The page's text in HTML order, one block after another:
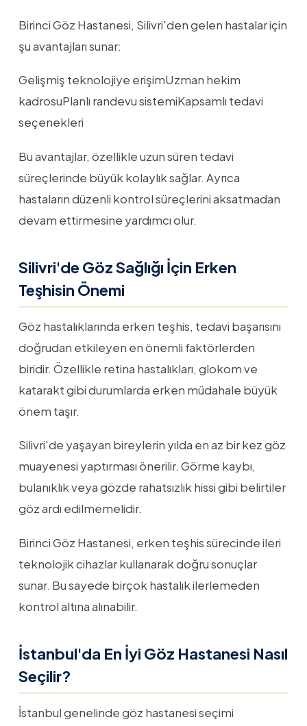
Birinci Göz Hastanesi, Silivri'den gelen hastalar için
şu avantajları sunar:
Gelişmiş teknolojiye erişimUzman hekim
kadrosuPlanlı randevu sistemiKapsamlı tedavi
seçenekleri
Bu avantajlar, özellikle uzun süren tedavi
süreçlerinde büyük kolaylık sağlar. Ayrıca
hastaların düzenli kontrol süreçlerini aksatmadan
devam ettirmesine yardımcı olur.
Silivri'de Göz Sağlığı İçin Erken
Teşhisin Önemi
Göz hastalıklarında erken teşhis, tedavi başarısını
doğrudan etkileyen en önemli faktörlerden
biridir. Özellikle retina hastalıkları, glokom ve
katarakt gibi durumlarda erken müdahale büyük
önem taşır.
Silivri'de yaşayan bireylerin yılda en az bir kez göz
muayenesi yaptırması önerilir. Görme kaybı,
bulanıklık veya gözde rahatsızlık hissi gibi belirtiler
göz ardı edilmemelidir.
Birinci Göz Hastanesi, erken teşhis sürecinde ileri
teknolojik cihazlar kullanarak doğru sonuçlar
sunar. Bu sayede birçok hastalık ilerlemeden
kontrol altına alınabilir.
İstanbul'da En İyi Göz Hastanesi Nasıl
Seçilir?
İstanbul genelinde göz hastanesi seçimi